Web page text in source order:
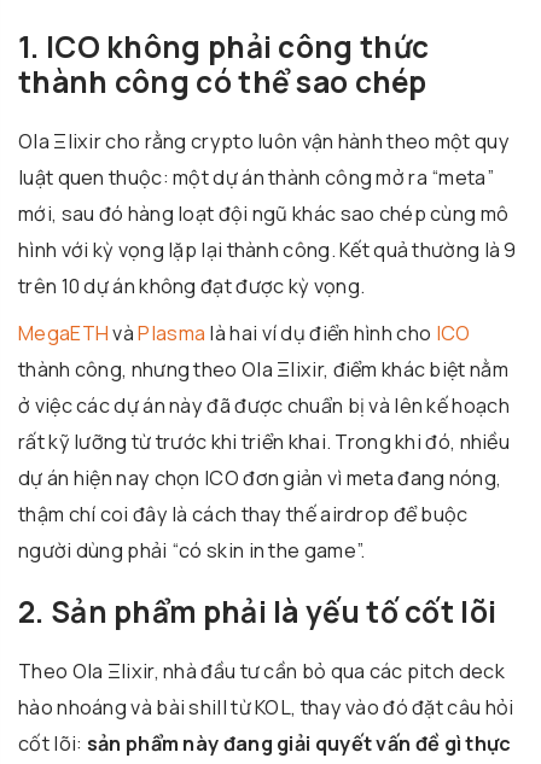
1. ICO không phải công thức
thành công có thể sao chép
Ola Ξlixir cho rằng crypto luôn vận hành theo một quy
luật quen thuộc: một dự án thành công mở ra “meta”
mới, sau đó hàng loạt đội ngũ khác sao chép cùng mô
hình với kỳ vọng lặp lại thành công. Kết quả thường là 9
trên 10 dự án không đạt được kỳ vọng.
MegaETHvàPlasma là hai ví dụ điển hình cho ICO
thành công, nhưng theo Ola Ξlixir, điểm khác biệt nằm
ở việc các dự án này đã được chuẩn bị và lên kế hoạch
rất kỹ lưỡng từ trước khi triển khai. Trong khi đó, nhiều
dự án hiện nay chọn ICO đơn giản vì meta đang nóng,
thậm chí coi đây là cách thay thế airdrop để buộc
người dùng phải “có skin in the game”.
2. Sản phẩm phải là yếu tố cốt lõi
Theo Ola Ξlixir, nhà đầu tư cần bỏ qua các pitch deck
hào nhoáng và bài shill từ KOL, thay vào đó đặt câu hỏi
cốt lõi: sản phẩm này đang giải quyết vấn đề gì thực